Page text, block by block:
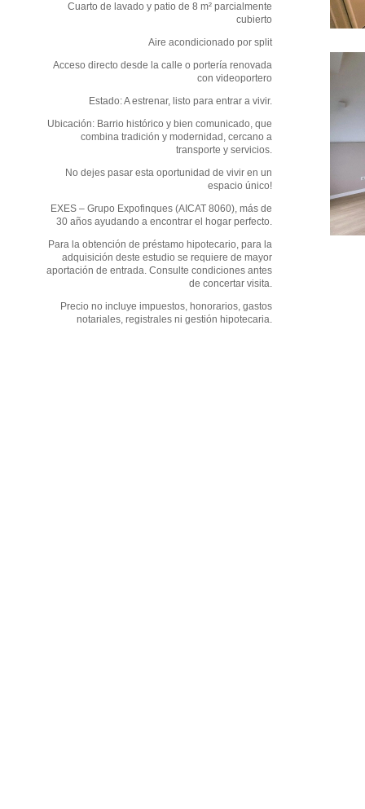
Cuarto de lavado y patio de 8 m² parcialmente
cubierto
Aire acondicionado por split
Acceso directo desde la calle o portería renovada
con videoportero
Estado: A estrenar, listo para entrar a vivir.
Ubicación: Barrio histórico y bien comunicado, que
combina tradición y modernidad, cercano a
transporte y servicios.
No dejes pasar esta oportunidad de vivir en un
espacio único!
EXES – Grupo Expofinques (AICAT 8060), más de
30 años ayudando a encontrar el hogar perfecto.
Para la obtención de préstamo hipotecario, para la
adquisición deste estudio se requiere de mayor
aportación de entrada. Consulte condiciones antes
de concertar visita.
Precio no incluye impuestos, honorarios, gastos
notariales, registrales ni gestión hipotecaria.